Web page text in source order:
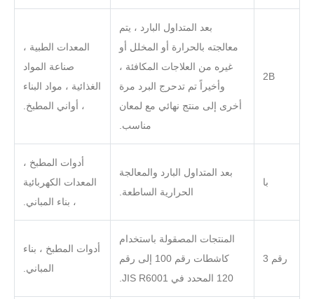
2B
بعد المتداول البارد ، يتم
معالجته بالحرارة أو المخلل أو
غيره من العلاجات المكافئة ،
وأخيراً تم تدحرج البرد مرة
أخرى إلى منتج نهائي مع لمعان
مناسب.
المعدات الطبية ،
صناعة المواد
الغذائية ، مواد البناء
، أواني المطبخ.
با
بعد المتداول البارد والمعالجة
الحرارية الساطعة.
أدوات المطبخ ،
المعدات الكهربائية
، بناء المباني.
رقم 3
المنتجات المصقولة باستخدام
كاشطات رقم 100 إلى رقم
120 المحدد في JIS R6001.
أدوات المطبخ ، بناء
المباني.